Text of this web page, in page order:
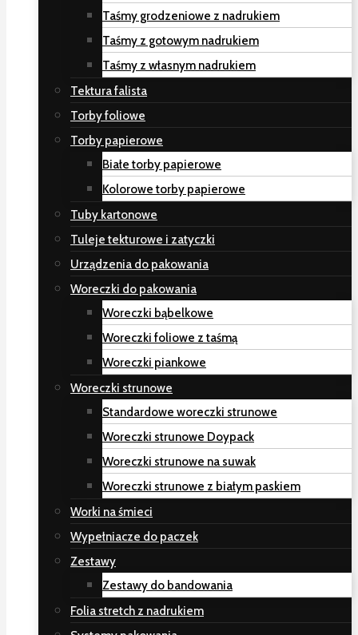
Taśmy grodzeniowe z nadrukiem
Taśmy z gotowym nadrukiem
Taśmy z własnym nadrukiem
Tektura falista
Torby foliowe
Torby papierowe
Białe torby papierowe
Kolorowe torby papierowe
Tuby kartonowe
Tuleje tekturowe i zatyczki
Urządzenia do pakowania
Woreczki do pakowania
Woreczki bąbelkowe
Woreczki foliowe z taśmą
Woreczki piankowe
Woreczki strunowe
Standardowe woreczki strunowe
Woreczki strunowe Doypack
Woreczki strunowe na suwak
Woreczki strunowe z białym paskiem
Worki na śmieci
Wypełniacze do paczek
Zestawy
Zestawy do bandowania
Folia stretch z nadrukiem